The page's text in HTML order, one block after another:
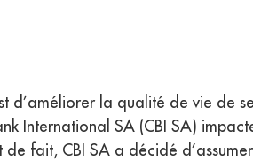
d’améliorer la qualité de vie de
International SA (CBI SA)
fait, CBI SA a décidé